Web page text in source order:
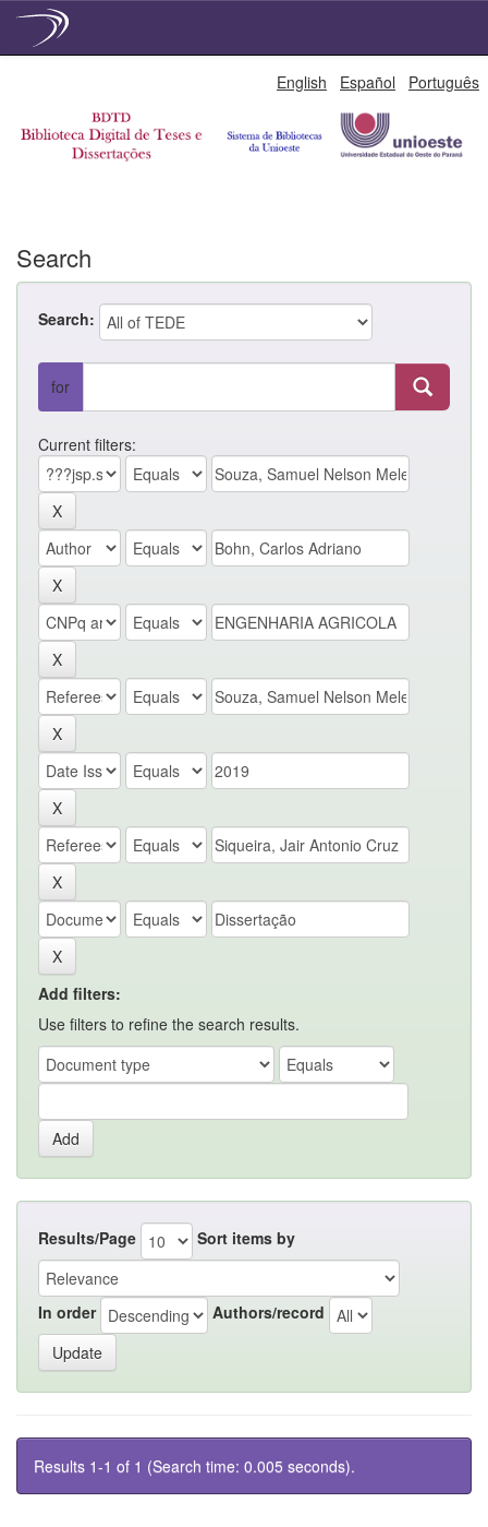
English Español Português
Search
Search:
for
Current filters:
Add filters:
Use filters to refine the search results.
Results/Page Sort items by
In order Authors/record
Results 1-1 of 1 (Search time: 0.005 seconds).